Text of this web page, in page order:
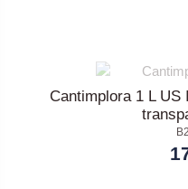
Cantimplora 1 L US